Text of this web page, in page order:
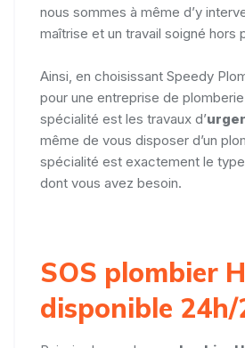
nous sommes à même d’y
maîtrise et un travail soigné hors
Ainsi, en choisissant Speedy
pour une entreprise de
spécialité est les travaux d’
même de vous disposer d’un
spécialité est exactement le type
dont vous avez besoin.
SOS plombier
disponible 24h/